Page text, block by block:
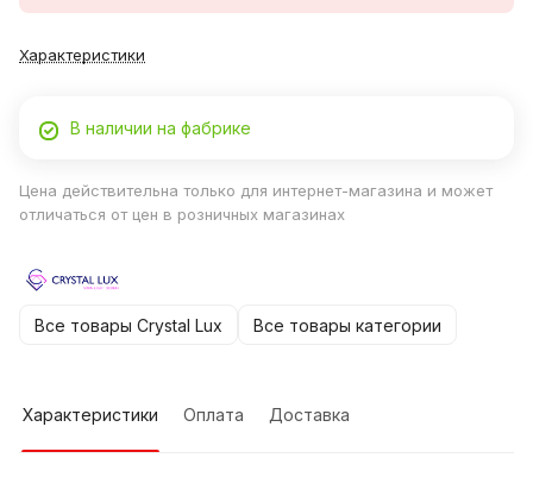
Характеристики
В наличии на фабрике
Цена действительна только для интернет-магазина и может
отличаться от цен в розничных магазинах
Все товары Crystal Lux Все товары категории
Характеристики Оплата Доставка